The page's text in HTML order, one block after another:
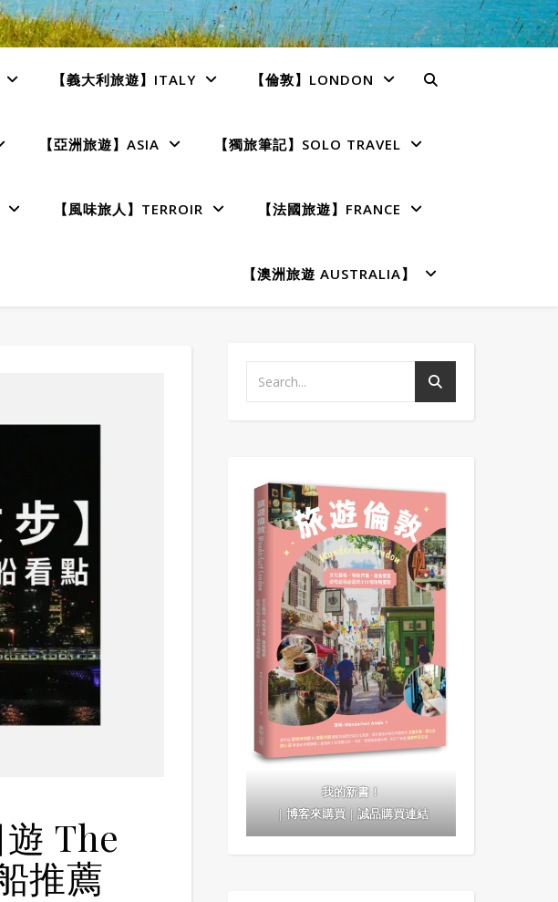
【義大利旅遊】ITALY 【倫敦】LONDON
【亞洲旅遊】ASIA 【獨旅筆記】SOLO TRAVEL
【風味旅人】TERROIR 【法國旅遊】FRANCE
【澳洲旅遊 AUSTRALIA】
The
推薦
我的新書！
｜博客來購買｜誠品購買連結